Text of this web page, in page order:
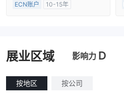
ECN账户
10-15年
展业区域 影响力 D
按地区 按公司